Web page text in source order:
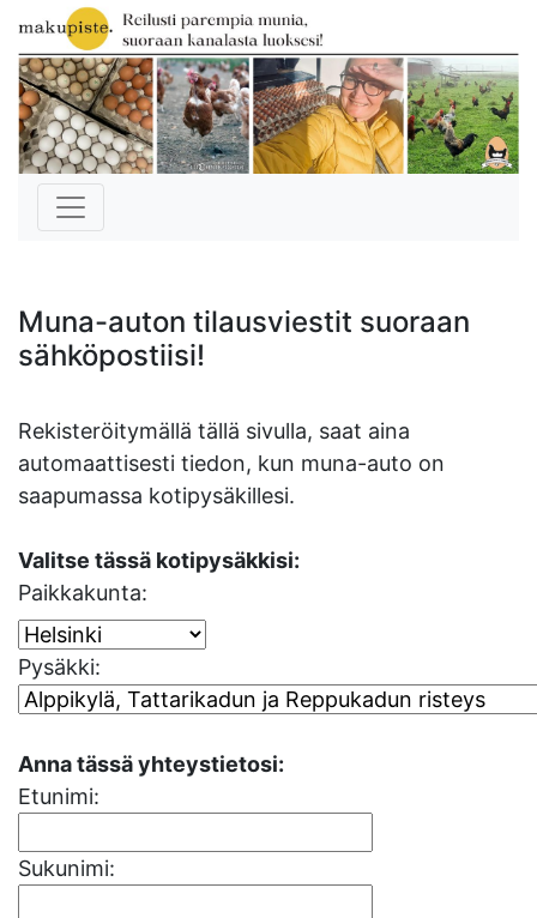
Muna-auton tilausviestit suoraan
sähköpostiisi!
Rekisteröitymällä tällä sivulla, saat aina
automaattisesti tiedon, kun muna-auto on
saapumassa kotipysäkillesi.
Valitse tässä kotipysäkkisi:
Paikkakunta:
Pysäkki:
Anna tässä yhteystietosi:
Etunimi:
Sukunimi: